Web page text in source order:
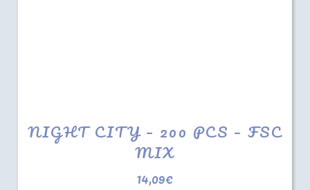
NIGHT CITY – 200 PCS – FSC
MIX
14,09€